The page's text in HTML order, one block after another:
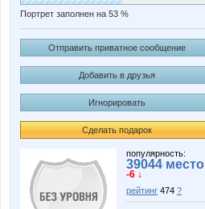
Портрет заполнен на 53 %
Отправить приватное сообщение
Добавить в друзья
Игнорировать
Сделать подарок
популярность:
39044 место
-6 ↓
рейтинг 474 ?